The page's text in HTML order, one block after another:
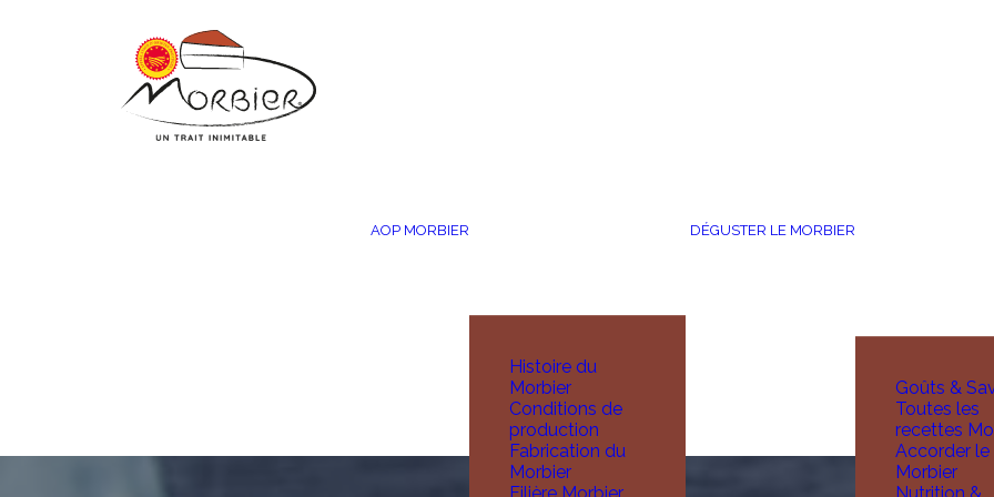
AOP MORBIER
Histoire du
Morbier
Conditions de
production
Fabrication du
Morbier
DÉGUSTER LE MORBIER
Goûts &
Toutes les
recettes
Accorder le
Morbier